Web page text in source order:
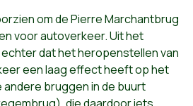
om de Pierre Marchantbrug
voor autoverkeer. Uit het
dat het heropenstellen van
een laag effect heeft op het
bruggen in de buurt